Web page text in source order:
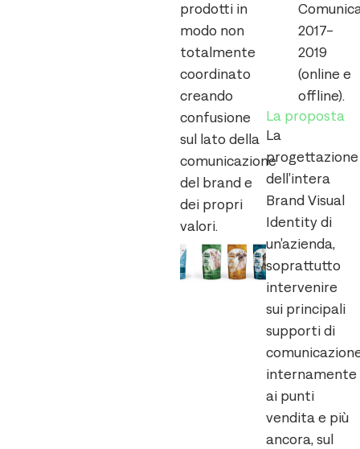
prodotti in
modo non
totalmente
coordinato
creando
confusione
sul lato della
comunicazione
del brand e
dei propri
valori.
2017-
2019
(online e
offline).
La proposta
La
progettazione
dell’intera
Brand Visual
Identity di
un’azienda,
soprattutto
intervenire
sui principali
supporti di
internamente
ai punti
vendita e più
ancora, sul